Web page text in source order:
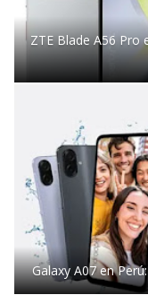
ZTE Blade A56 Pro
Galaxy A07 en